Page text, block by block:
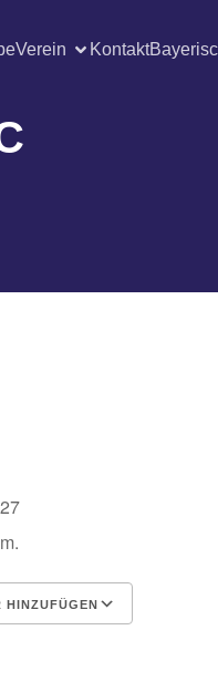
Verein Kontakt
HINZUFÜGEN